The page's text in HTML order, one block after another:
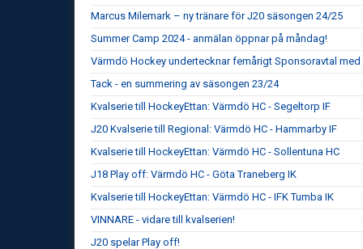
Marcus Milemark – ny tränare för J20 säsongen 24/25
Summer Camp 2024 - anmälan öppnar på måndag!
Värmdö Hockey undertecknar femårigt Sponsoravtal
Tack - en summering av säsongen 23/24
Kvalserie till HockeyEttan: Värmdö HC - Segeltorp IF
J20 Kvalserie till Regional: Värmdö HC - Hammarby IF
Kvalserie till HockeyEttan: Värmdö HC - Sollentuna HC
J18 Play off: Värmdö HC - Göta Traneberg IK
Kvalserie till HockeyEttan: Värmdö HC - IFK Tumba IK
VINNARE - vidare till kvalserien!
J20 spelar Play off!